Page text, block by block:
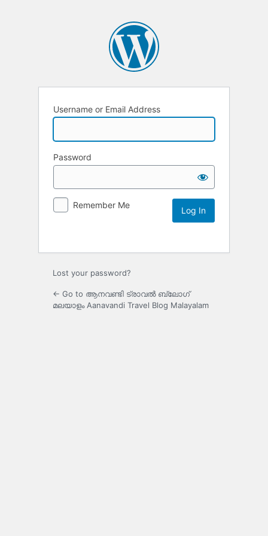
Username or Email Address
Password
Remember Me
Lost your password?
← Go to ആനവണ്ടി ട്രാവൽ ബ്ലോഗ്
മലയാളം Aanavandi Travel Blog Malayalam